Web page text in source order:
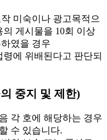
미숙이나 광고목적으
의 게시물을 10회 이상
였을 경우
령에 위배된다고 판단되
중지 및 제한)
각 호에 해당하는 경우
수 있습니다.